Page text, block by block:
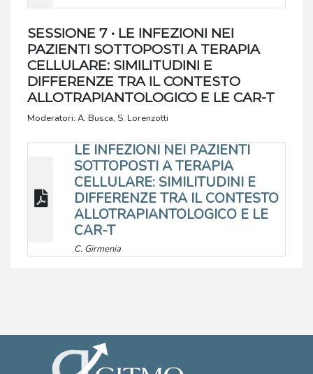
SESSIONE 7 • LE INFEZIONI NEI
PAZIENTI SOTTOPOSTI A TERAPIA
CELLULARE: SIMILITUDINI E
DIFFERENZE TRA IL CONTESTO
ALLOTRAPIANTOLOGICO E LE CAR-T
Moderatori: A. Busca, S. Lorenzotti
LE INFEZIONI NEI PAZIENTI
SOTTOPOSTI A TERAPIA
CELLULARE: SIMILITUDINI E
DIFFERENZE TRA IL CONTESTO
ALLOTRAPIANTOLOGICO E LE
CAR-T
C. Girmenia